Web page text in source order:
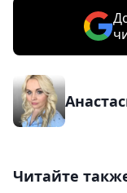
Читайте